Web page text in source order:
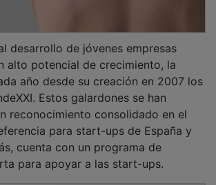
cuenta con espacios físicos en